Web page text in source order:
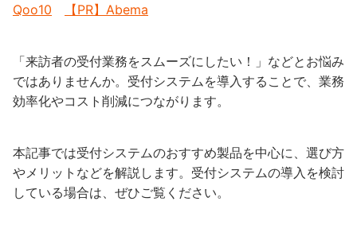
Qoo10
【PR】Abema
「来訪者の受付業務をスムーズにしたい！」などとお悩み
ではありませんか。受付システムを導入することで、業務
効率化やコスト削減につながります。
本記事では受付システムのおすすめ製品を中心に、選び方
やメリットなどを解説します。受付システムの導入を検討
している場合は、ぜひご覧ください。